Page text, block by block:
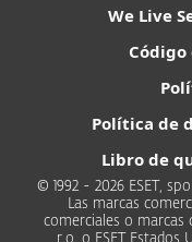
We Live
Política de
Libro de
© 1992 - 2026 ESET,
Las marcas
comerciales o marcas